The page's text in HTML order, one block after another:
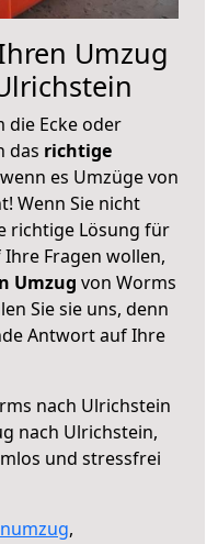
Umzug
die Ecke oder
das richtige
es Umzüge von
Wenn Sie nicht
richtige Lösung für
Fragen wollen,
Umzug von Worms
Sie sie uns, denn
Antwort auf Ihre
nach Ulrichstein
nach Ulrichstein,
und stressfrei
,